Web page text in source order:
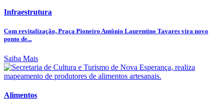
Infraestrutura
Com revitalização, Praça Pioneiro Antônio Laurentino Tavares vira novo
ponto de...
Saiba Mais
Alimentos